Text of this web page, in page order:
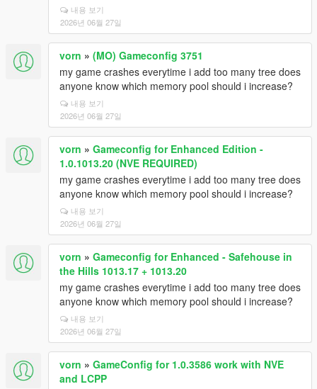
내용 보기
2026년 06월 27일
vorn » (MO) Gameconfig 3751
my game crashes everytime i add too many tree does
anyone know which memory pool should i increase?
내용 보기
2026년 06월 27일
vorn » Gameconfig for Enhanced Edition -
1.0.1013.20 (NVE REQUIRED)
my game crashes everytime i add too many tree does
anyone know which memory pool should i increase?
내용 보기
2026년 06월 27일
vorn » Gameconfig for Enhanced - Safehouse in
the Hills 1013.17 + 1013.20
my game crashes everytime i add too many tree does
anyone know which memory pool should i increase?
내용 보기
2026년 06월 27일
vorn » GameConfig for 1.0.3586 work with NVE
and LCPP